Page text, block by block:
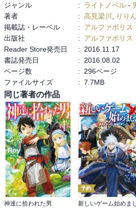
ネットだと丹頂に感じられたところも、
上がる読みごたえに、楽しかったです。
外伝『ジルコの生還』
ジャンル : ライトノベル -
著者
: 高見梁川
りり
掲載誌・レーベル
:
アルファポリス
出版社
:
アルファポリス
Reader Store発売日
:
2016.11.17
書誌発売日
:
2016.08.02
ページ数
:
296ページ
ファイルサイズ
: 7.7MB
同じ著者の作品
神達に拾われた男
予約